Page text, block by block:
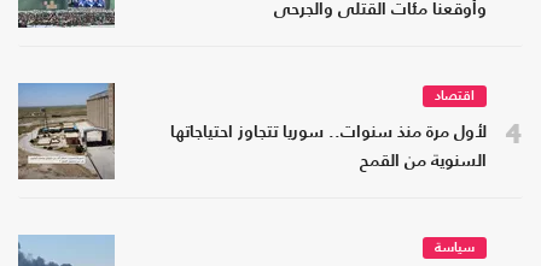
وأوقعنا مئات القتلى والجرحى
4
اقتصاد
لأول مرة منذ سنوات.. سوريا تتجاوز احتياجاتها
السنوية من القمح
سياسة